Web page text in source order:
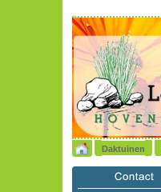
Daktuinen